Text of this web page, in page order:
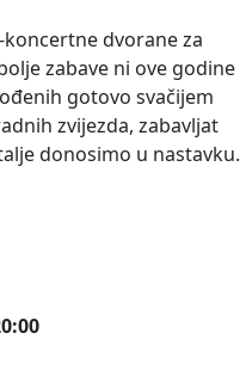
dvorane za
zabave ni ove godine
gotovo svačijem
zvijezda, zabavljat
donosimo u nastavku.